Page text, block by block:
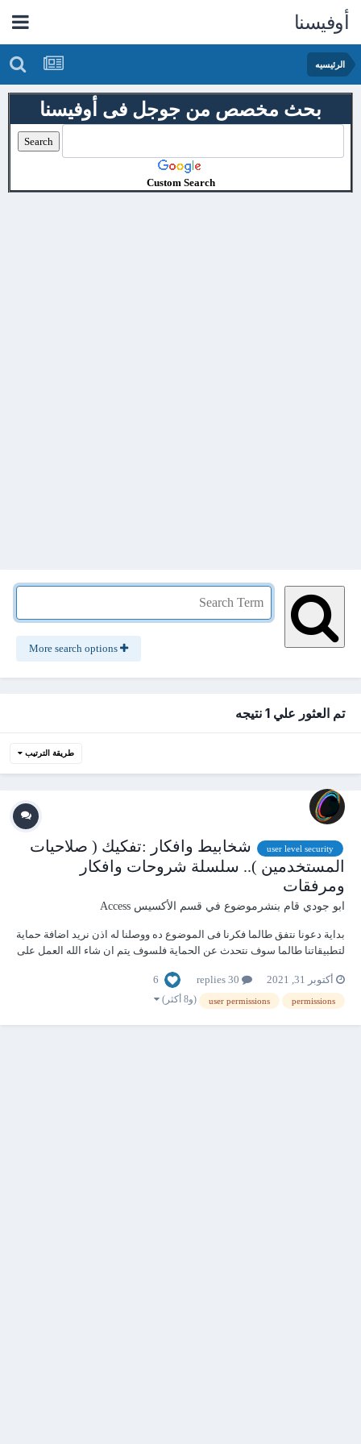
أوفيسنا
الرئيسيه
بحث مخصص من جوجل فى أوفيسنا
Custom Search
تم العثور علي 1 نتيجه
طريقة الترتيب
user level security
شخابيط وافكار :تفكيك ( صلاحيات
المستخدمين ).. سلسلة شروحات وافكار
ومرفقات
ابو جودي قام بنشرموضوع في قسم الأكسيس Access
بداية دعونا نتفق طالما فكرنا فى الموضوع ده ووصلنا له اذن نريد اضافة حماية
لتطبيقاتنا طالما سوف نتحدث عن الحماية فلسوف يتم ان شاء الله العمل على
الجداول...
أكتوبر 31, 2021 6
permissions
user permissions (و8 أكثر)